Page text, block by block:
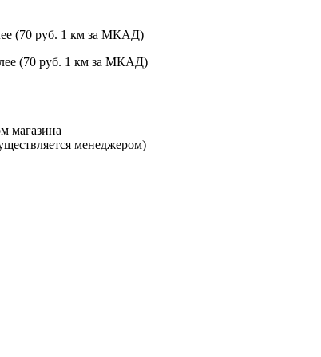
(70 руб. 1 км за МКАД)
(70 руб. 1 км за МКАД)
магазина
менеджером)